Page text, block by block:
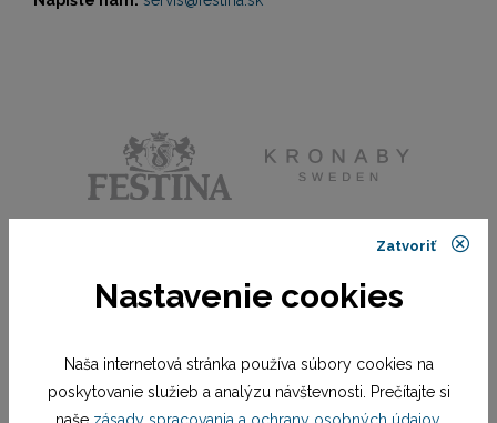
Zatvoriť
Nastavenie cookies
Naša internetová stránka používa súbory cookies na
poskytovanie služieb a analýzu návštevnosti. Prečítajte si